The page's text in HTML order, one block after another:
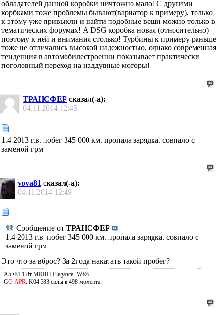
обладателей данной коробки ничтожно мало! С другими
корбками тоже проблемы бывают(вариатор к примеру), только
к этому уже привыкли и найти подобные вещи можно только в
тематических форумах! А DSG коробка новая (относительно)
поэтому к ней и внимания столько! Турбины к примеру раньше
тоже не отличались высокой надежностью, однако современная
тенденция в автомобилестроении показывает практически
поголовный переход на наддувные моторы!
ТРАНСФЕР сказал(-а):
04.11.2014 12:45
1.4 2013 г.в. побег 345 000 км. пропала зарядка. совпало с
заменой грм.
vova81 сказал(-а):
04.11.2014 12:49
Сообщение от ТРАНСФЕР
1.4 2013 г.в. побег 345 000 км. пропала зарядка. совпало с
заменой грм.
Это что за вброс? За 2года накатать такой пробег?
A5 ФЛ 1.8т МКПП,Elegance+WR6.
GО APR . K04 333 силы и 498 момента.